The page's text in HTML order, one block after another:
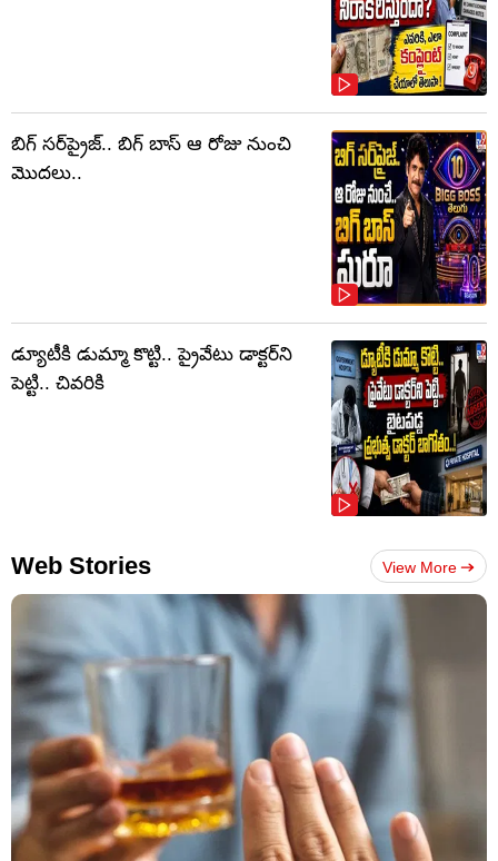
బిగ్ సర్‌ప్రైజ్‌.. బిగ్ బాస్‌ ఆ రోజు నుంచి
మొదలు..
డ్యూటీకి డుమ్మా కొట్టి.. ప్రైవేటు డాక్టర్‌ని
పెట్టి.. చివరికి
Web Stories View More